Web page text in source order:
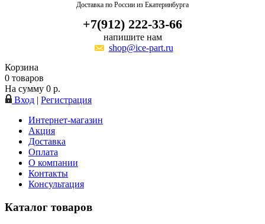
Доставка по России из Екатеринбурга
+7(912) 222-33-66
напишите нам
shop@ice-part.ru
Корзина
0 товаров
На сумму 0 р.
Вход | Регистрация
Интернет-магазин
Акция
Доставка
Оплата
О компании
Контакты
Консультация
Каталог товаров